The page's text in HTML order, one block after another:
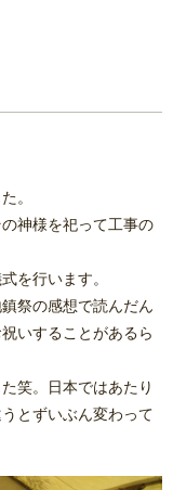
。
神様を祀って工事の
を行います。
祭の感想で読んだん
いすることがあるら
笑。日本ではあたり
とずいぶん変わって